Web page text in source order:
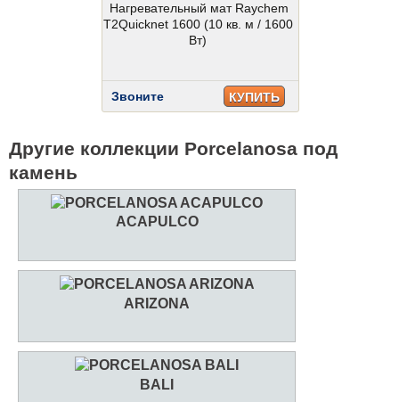
Нагревательный мат Raychem
T2Quicknet 1600 (10 кв. м / 1600
Вт)
Звоните КУПИТЬ
Другие коллекции Porcelanosa под
камень
ACAPULCO
ARIZONA
BALI